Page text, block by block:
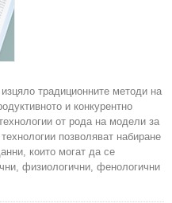
традиционните методи на
и конкурентно
от рода на модели за
позволяват набиране
които могат да се
физиологични, фенологични